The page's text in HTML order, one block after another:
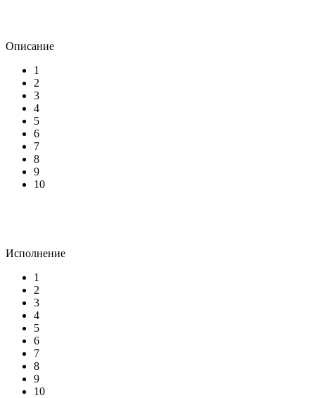
Описание
1
2
3
4
5
6
7
8
9
10
Исполнение
1
2
3
4
5
6
7
8
9
10